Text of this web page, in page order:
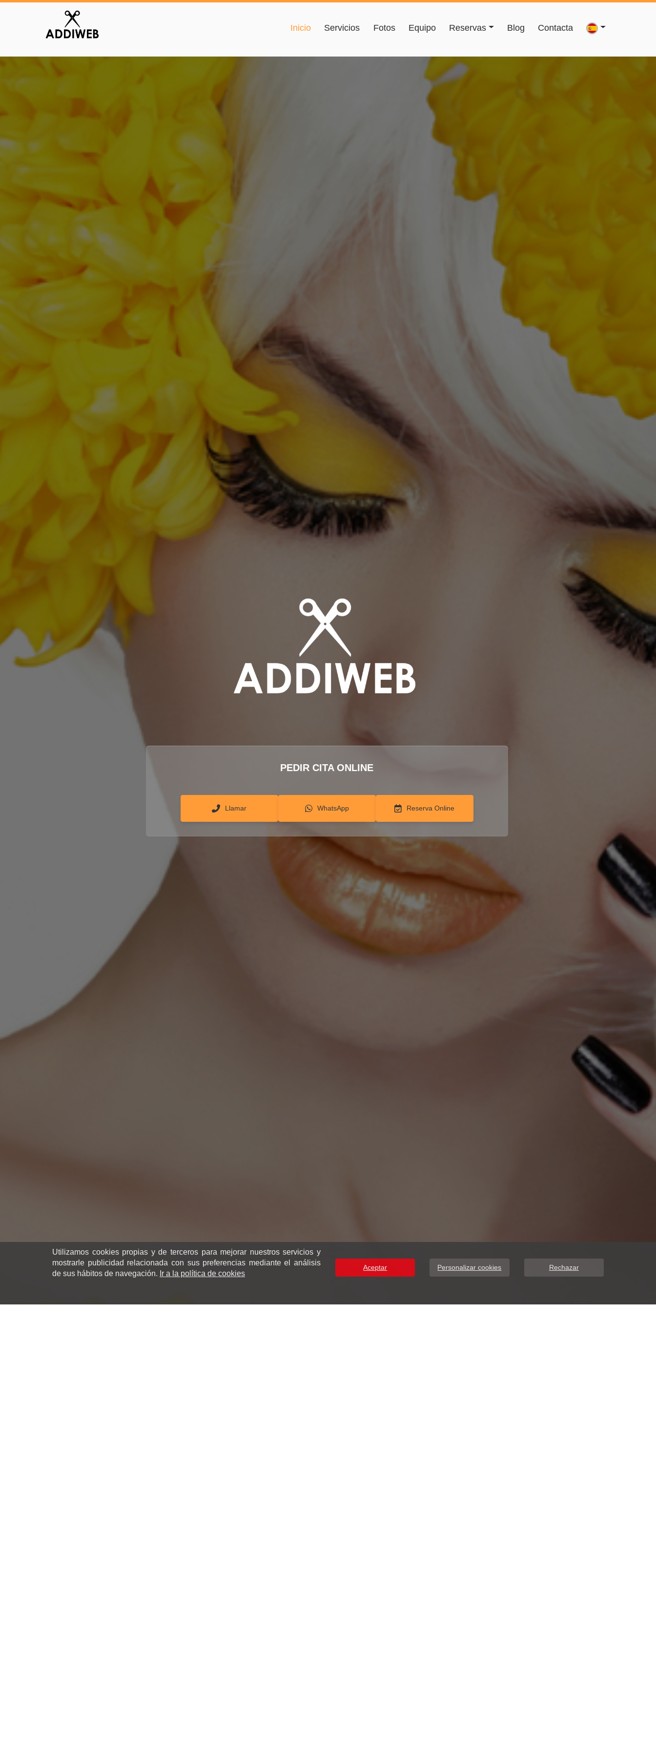
Inicio Servicios Fotos Equipo Reservas Blog Contacta
PEDIR CITA ONLINE
Llamar WhatsApp Reserva Online
Utilizamos cookies propias y de terceros para mejorar nuestros servicios y
mostrarle publicidad relacionada con sus preferencias mediante el análisis
de sus hábitos de navegación. Ir a la política de cookies
Aceptar Personalizar cookies Rechazar